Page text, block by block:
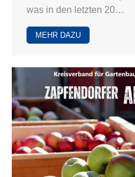
was in den letzten 20…
MEHR DAZU